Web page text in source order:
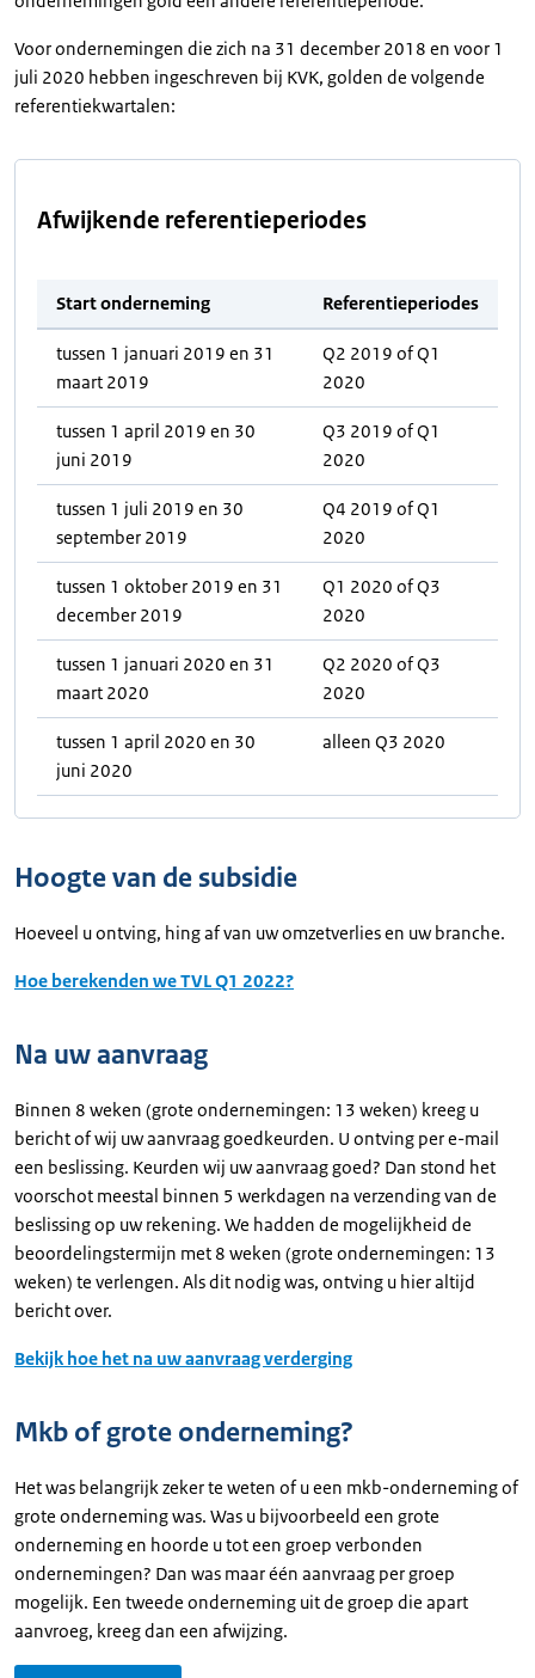
Voor ondernemingen die zich na 31 december 2018 en voor 1
juli 2020 hebben ingeschreven bij KVK, golden de volgende
referentiekwartalen:
Afwijkende referentieperiodes
Start onderneming Referentieperiodes
tussen 1 januari 2019 en 31
maart 2019
Q2 2019 of Q1
2020
tussen 1 april 2019 en 30
juni 2019
Q3 2019 of Q1
2020
tussen 1 juli 2019 en 30
september 2019
Q4 2019 of Q1
2020
tussen 1 oktober 2019 en 31
december 2019
Q1 2020 of Q3
2020
tussen 1 januari 2020 en 31
maart 2020
Q2 2020 of Q3
2020
tussen 1 april 2020 en 30
juni 2020
alleen Q3 2020
Hoogte van de subsidie
Hoeveel u ontving, hing af van uw omzetverlies en uw branche.
Hoe berekenden we TVL Q1 2022?
Na uw aanvraag
Binnen 8 weken (grote ondernemingen: 13 weken) kreeg u
bericht of wij uw aanvraag goedkeurden. U ontving per e-mail
een beslissing. Keurden wij uw aanvraag goed? Dan stond het
voorschot meestal binnen 5 werkdagen na verzending van de
beslissing op uw rekening. We hadden de mogelijkheid de
beoordelingstermijn met 8 weken (grote ondernemingen: 13
weken) te verlengen. Als dit nodig was, ontving u hier altijd
bericht over.
Bekijk hoe het na uw aanvraag verderging
Mkb of grote onderneming?
Het was belangrijk zeker te weten of u een mkb-onderneming of
grote onderneming was. Was u bijvoorbeeld een grote
onderneming en hoorde u tot een groep verbonden
ondernemingen? Dan was maar één aanvraag per groep
mogelijk. Een tweede onderneming uit de groep die apart
aanvroeg, kreeg dan een afwijzing.